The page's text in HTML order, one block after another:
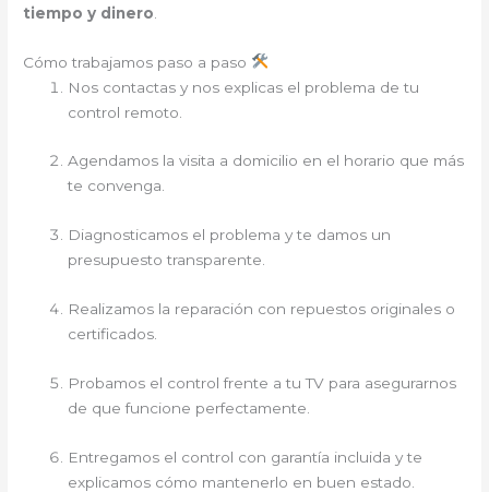
tiempo y dinero
Cómo trabajamos paso a paso
Nos contactas y nos explicas el problema de tu
control remoto.
Agendamos la visita a domicilio en el horario que más
te convenga.
Diagnosticamos el problema y te damos un
presupuesto transparente.
Realizamos la reparación con repuestos originales o
certificados.
Probamos el control frente a tu TV para asegurarnos
de que funcione perfectamente.
Entregamos el control con garantía incluida y te
explicamos cómo mantenerlo en buen estado.